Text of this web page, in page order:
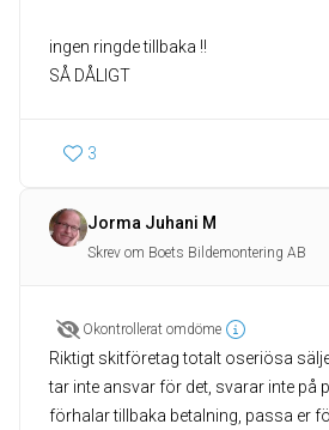
ingen ringde tillbaka !!
SÅ DÅLIGT
3
Jorma Juhani M
Skrev om Boets Bildemontering AB
Okontrollerat omdöme
Riktigt skitföretag totalt oseriösa
tar inte ansvar för det, svarar inte på